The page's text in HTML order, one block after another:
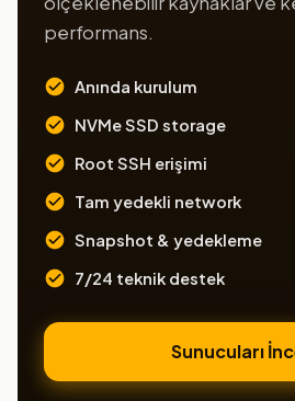
performans.
Anında kurulum
NVMe SSD storage
Root SSH erişimi
Tam yedekli network
Snapshot & yedekleme
7/24 teknik destek
Sunucuları